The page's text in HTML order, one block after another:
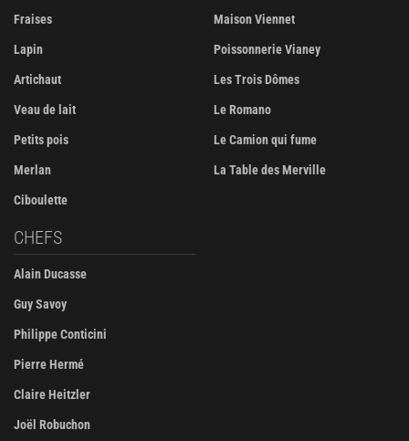
Fraises
Lapin
Artichaut
Veau de lait
Petits pois
Merlan
Ciboulette
Maison Viennet
Poissonnerie Vianey
Les Trois Dômes
Le Romano
Le Camion qui fume
La Table des Merville
CHEFS
Alain Ducasse
Guy Savoy
Philippe Conticini
Pierre Hermé
Claire Heitzler
Joël Robuchon